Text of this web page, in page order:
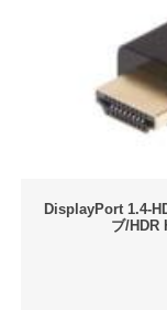
DisplayPort 1.4-
ブ/HDR